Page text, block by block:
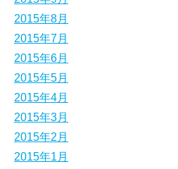
2015年8月
2015年7月
2015年6月
2015年5月
2015年4月
2015年3月
2015年2月
2015年1月